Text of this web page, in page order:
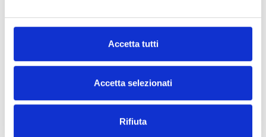
Accetta tutti
Accetta selezionati
Rifiuta
Sirene Antifurto da
Interno